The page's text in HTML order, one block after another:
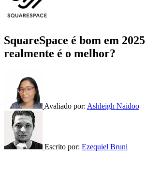
SquareSpace é bom em
realmente é o melhor?
Avaliado por: Ashleigh Naidoo
Escrito por: Ezequiel Bruni